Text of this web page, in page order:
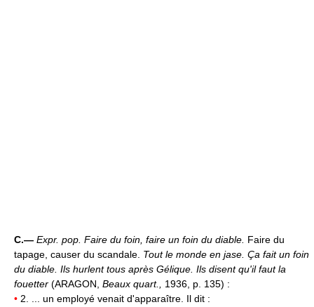
C.— Expr. pop. Faire du foin, faire un foin du diable. Faire du
tapage, causer du scandale. Tout le monde en jase. Ça fait un foin
du diable. Ils hurlent tous après Gélique. Ils disent qu'il faut la
fouetter (ARAGON, Beaux quart., 1936, p. 135) :
• 2. ... un employé venait d'apparaître. Il dit :